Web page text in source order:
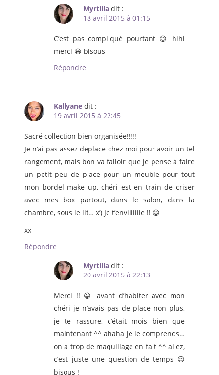
Myrtilla dit :
18 avril 2015 à 01:15
C’est pas compliqué pourtant 😉 hihi
merci 😀 bisous
Répondre
Kallyane dit :
19 avril 2015 à 22:45
Sacré collection bien organisée!!!!!
Je n’ai pas assez deplace chez moi pour avoir un tel
rangement, mais bon va falloir que je pense à faire
un petit peu de place pour un meuble pour tout
mon bordel make up, chéri est en train de criser
avec mes box partout, dans le salon, dans la
chambre, sous le lit… x’) Je t’enviiiiiiie !! 😀
xx
Répondre
Myrtilla dit :
20 avril 2015 à 22:13
Merci !! 😀 avant d’habiter avec mon
chéri je n’avais pas de place non plus,
je te rassure, c’était mois bien que
maintenant ^^ ahaha je le comprends…
on a trop de maquillage en fait ^^ allez,
c’est juste une question de temps 😉
bisous !